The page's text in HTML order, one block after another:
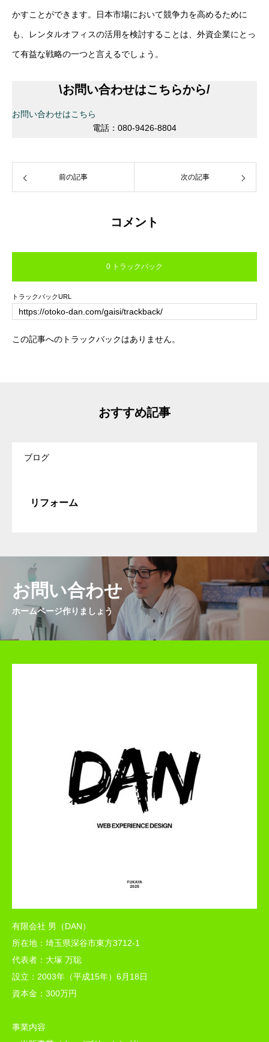
かすことができます。日本市場において競争力を高めるために
も、レンタルオフィスの活用を検討することは、外資企業にとっ
て有益な戦略の一つと言えるでしょう。
\お問い合わせはこちらから/
お問い合わせはこちら
電話：080-9426-8804
前の記事 次の記事
コメント
0 トラックバック
トラックバックURL
この記事へのトラックバックはありません。
おすすめ記事
ブログ
リフォーム
お問い合わせ
ホームページ作りましょう
有限会社 男（DAN）
所在地：埼玉県深谷市東方3712-1
代表者：大塚 万聡
設立：2003年（平成15年）6月18日
資本金：300万円
事業内容